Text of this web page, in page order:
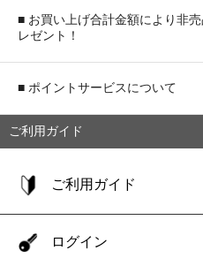
■ お買い上げ合計金額により非
レゼント！
■ ポイントサービスについて
ご利用ガイド
ご利用ガイド
ログイン